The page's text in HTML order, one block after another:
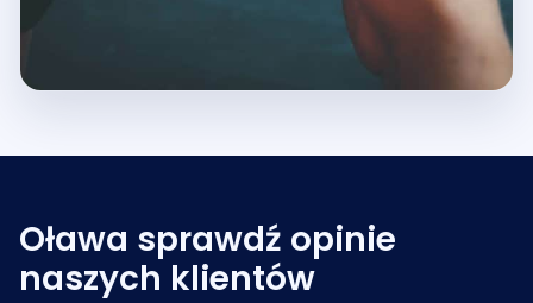
Oława sprawdź opinie
naszych klientów